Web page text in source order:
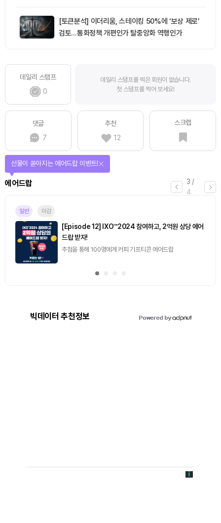
[토큰분석] 이더리움, 스테이킹 50%에 ‘보상 제로’
검토…통화정책 개편인가 탈중앙화 역행인가
데일리 스탬프
0
데일리 스탬프를 찍은 회원이 없습니다.
첫 스탬프를 찍어 보세요!
댓글
7
추천
12
스크랩
3 /
4
에어드랍
선물이 쏟아지는 에어드랍 이벤트!
일반 마감
[Episode 12] IXO™2024 참여하고, 2억원 상당 에어
드랍 받자!
추첨을 통해 100명에게 커피 기프티콘 에어드랍
빅데이터 추천정보